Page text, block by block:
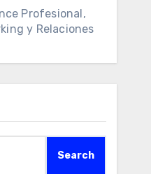
Profesional,
y Relaciones